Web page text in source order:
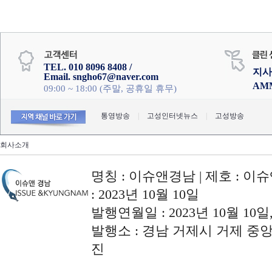
TEL. 010 8096 8408 /
Email. sngho67@naver.com
09:00 ~ 18:00 (주말, 공휴일 휴무)
지
통영방송 고성인터넷뉴스 고성방송
회사소개
명칭 : 이슈앤경남 | 제호 : 이
: 2023년 10월 10일
발행연월일 : 2023년 10월 10
발행소 : 경남 거제시 거제 중
진